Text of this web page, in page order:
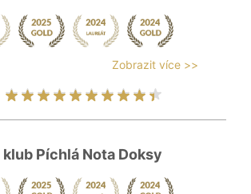
Zobrazit více >>
klub Píchlá Nota Doksy